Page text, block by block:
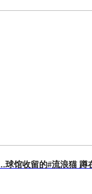
球馆收留的#流浪猫 蹲